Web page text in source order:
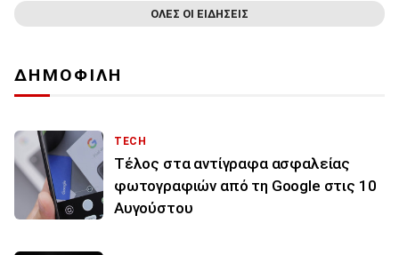
ΟΛΕΣ ΟΙ ΕΙΔΗΣΕΙΣ
ΔΗΜΟΦΙΛΗ
TECH
Τέλος στα αντίγραφα ασφαλείας
φωτογραφιών από τη Google στις 10
Αυγούστου